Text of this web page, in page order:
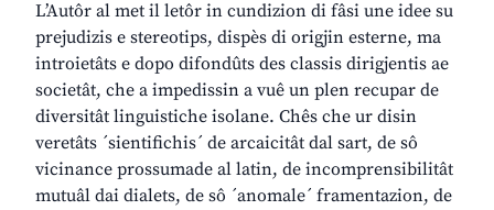
L’Autôr al met il letôr in cundizion di fâsi une idee su
prejudizis e stereotips, dispès di origjin esterne, ma
introietâts e dopo difondûts des classis dirigjentis ae
societât, che a impedissin a vuê un plen recupar de
diversitât linguistiche isolane. Chês che ur disin
veretâts ´sientifichis´ de arcaicitât dal sart, de sô
vicinance prossumade al latin, de incomprensibilitât
mutuâl dai dialets, de sô ´anomale´ framentazion, de